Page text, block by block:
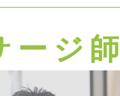
ージ師